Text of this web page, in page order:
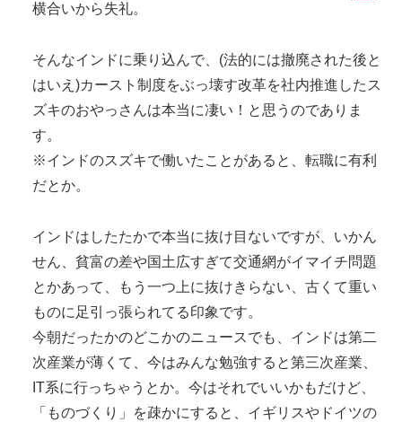
横合いから失礼。
そんなインドに乗り込んで、(法的には撤廃された後と
はいえ)カースト制度をぶっ壊す改革を社内推進したス
ズキのおやっさんは本当に凄い！と思うのでありま
す。
※インドのスズキで働いたことがあると、転職に有利
だとか。
インドはしたたかで本当に抜け目ないですが、いかん
せん、貧富の差や国土広すぎて交通網がイマイチ問題
とかあって、もう一つ上に抜けきらない、古くて重い
ものに足引っ張られてる印象です。
今朝だったかのどこかのニュースでも、インドは第二
次産業が薄くて、今はみんな勉強すると第三次産業、
IT系に行っちゃうとか。今はそれでいいかもだけど、
「ものづくり」を疎かにすると、イギリスやドイツの